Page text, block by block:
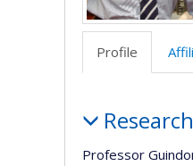
Profile
Professor